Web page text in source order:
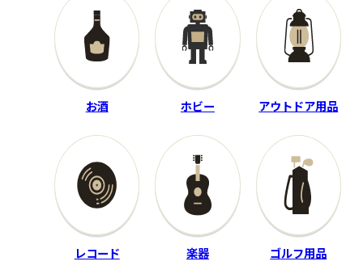
買取金額 80,000
付属品：完備
買取時期：2025年01月
SLC288
程度：B
付属品：―
その他詳細：Big Hits Vol. 2
買取時期：2025年05月
お酒 ホビー アウトドア用品
レコード 楽器 ゴルフ用品